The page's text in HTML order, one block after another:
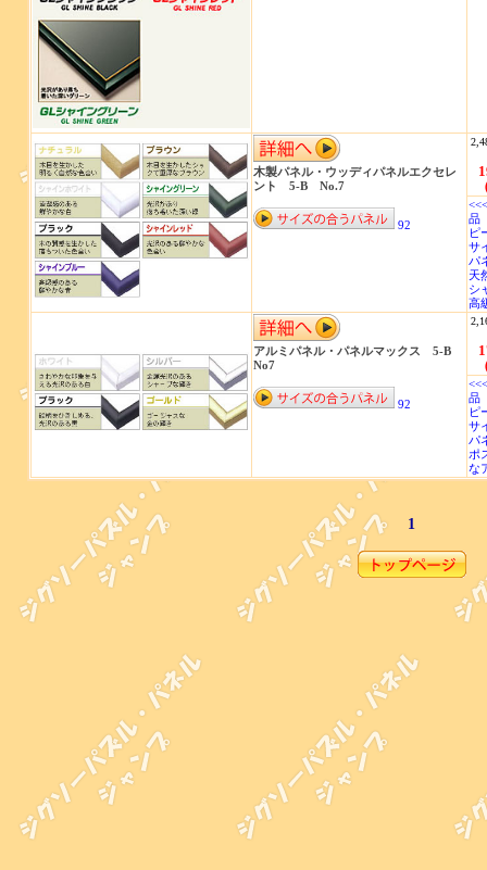
木製パネル・ウッディパネルエクセレ
ント 5-B No.7
92
品
ピ
サ
パ
天
シ
高
アルミパネル・パネルマックス 5-B
No7
92
品
ピ
サ
パ
ポ
な
1